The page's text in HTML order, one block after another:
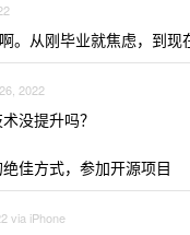
。从刚毕业就焦虑，到
2022
没提升吗？
佳方式，参加开源项目
via iPhone